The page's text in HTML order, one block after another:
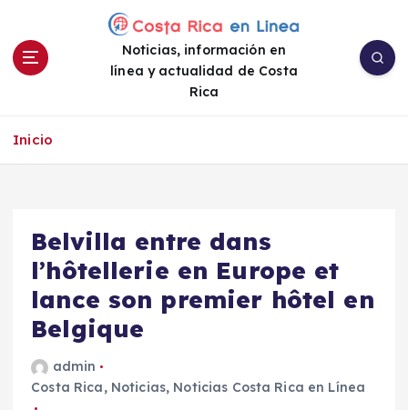
Noticias, información en
línea y actualidad de Costa
Rica
Inicio
Belvilla entre dans
l’hôtellerie en Europe et
lance son premier hôtel en
Belgique
admin
Costa Rica, Noticias, Noticias Costa Rica en Línea